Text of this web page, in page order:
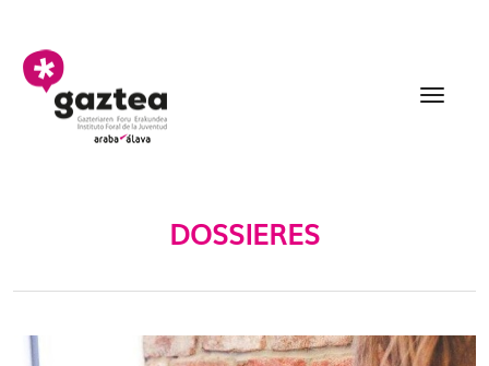
Saltar al contenido principal
DOSSIERES